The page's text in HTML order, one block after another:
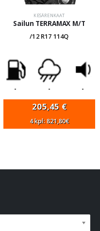
KESÄRENKAAT
Sailun TERRAMAX M/T
/12 R17 114Q
- - -
205,45 €
4 kpl: 821,80€